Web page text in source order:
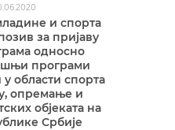
и спорта
за пријаву
односно
програми
области спорта
опремање и
објеката на
Србије